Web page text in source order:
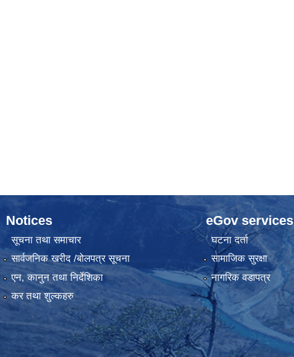
Notices
सूचना तथा समाचार
सार्वजनिक खरीद /बोलपत्र सूचना
एन, कानुन तथा निर्देशिका
कर तथा शुल्कहरु
eGov services
घटना दर्ता
सामाजिक सुरक्षा
नागरिक वडापत्र